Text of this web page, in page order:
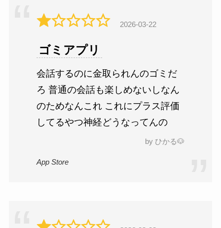
2026-03-22
ゴミアプリ
会話するのに金取られんのゴミだ
ろ 普通の会話も楽しめないしなん
のためなんこれ これにプラス評価
してるやつ神経どうなってんの
by ひかる🐶
App Store